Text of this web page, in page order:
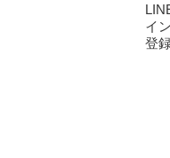
イ
登